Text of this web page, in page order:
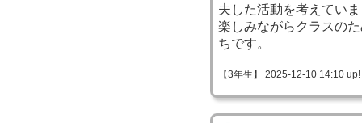
夫した活動を考えてい
楽しみながらクラスの
ちです。
【3年生】 2025-12-10 14:10 up!